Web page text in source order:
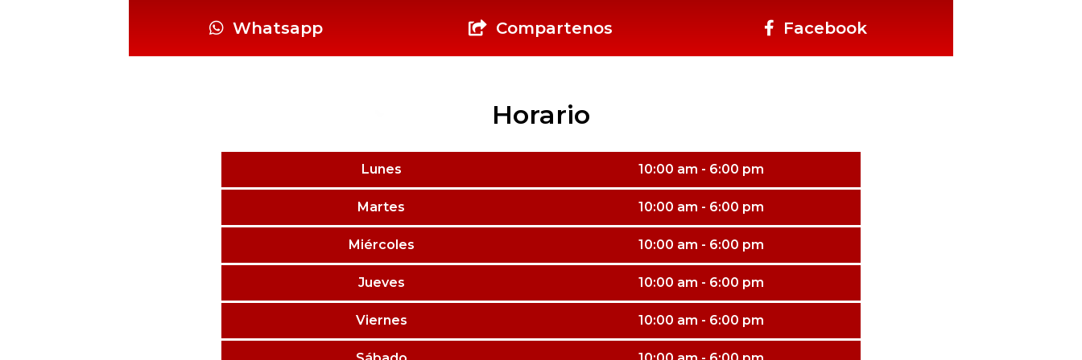
Whatsapp Compartenos Facebook
Horario
Lunes 10:00 am - 6:00 pm
Martes 10:00 am - 6:00 pm
Miércoles 10:00 am - 6:00 pm
Jueves 10:00 am - 6:00 pm
Viernes 10:00 am - 6:00 pm